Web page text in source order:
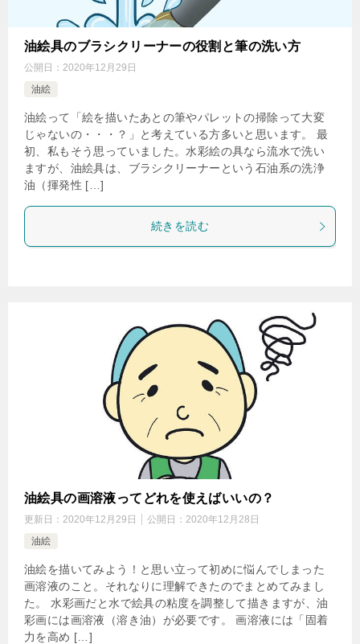
油絵具のブラシクリーナーの役割と筆の洗い方
公開日： 2020年12月29日
油絵
油絵って「絵を描いたあとの筆やパレットの掃除って大変
じゃないの・・・？」と考えている方多いと思います。 最
初、私もそう思っていました。水彩絵の具なら流水で洗い
ますが、油絵具は、ブラシクリーナーという石油系の洗浄
油（揮発性 […]
続きを読む
油絵具の画溶液ってどれを使えばいいの？
更新日： 2020年12月29日 公開日： 2020年12月28日
油絵
油絵を描いてみよう！と思い立って初めに悩んでしまった
画溶液のこと。それなりに理解できたのでまとめてみまし
た。 水彩画だと水で絵具の粘度を調整して描きますが、油
彩画には画溶液（溶き油）が必要です。 画溶液には「固着
力を高め […]